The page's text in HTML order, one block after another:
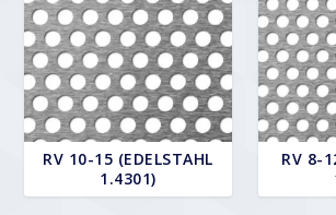
RV 10-15 (EDELSTAHL
1.4301)
RV 8-